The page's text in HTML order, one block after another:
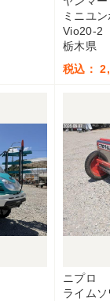
ミニユン
Vio20-2
栃木県
税込：
ニプロ
ライムソ